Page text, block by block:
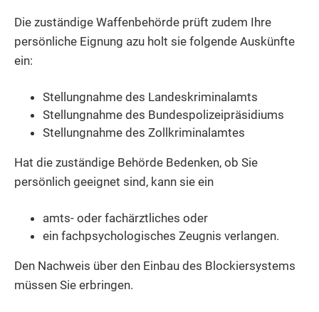
Die zuständige Waffenbehörde prüft zudem Ihre
persönliche Eignung azu holt sie folgende Auskünfte
ein:
Stellungnahme des Landeskriminalamts
Stellungnahme des Bundespolizeipräsidiums
Stellungnahme des Zollkriminalamtes
Hat die zuständige Behörde Bedenken, ob Sie
persönlich geeignet sind, kann sie ein
amts- oder fachärztliches oder
ein fachpsychologisches Zeugnis verlangen.
Den Nachweis über den Einbau des Blockiersystems
müssen Sie erbringen.